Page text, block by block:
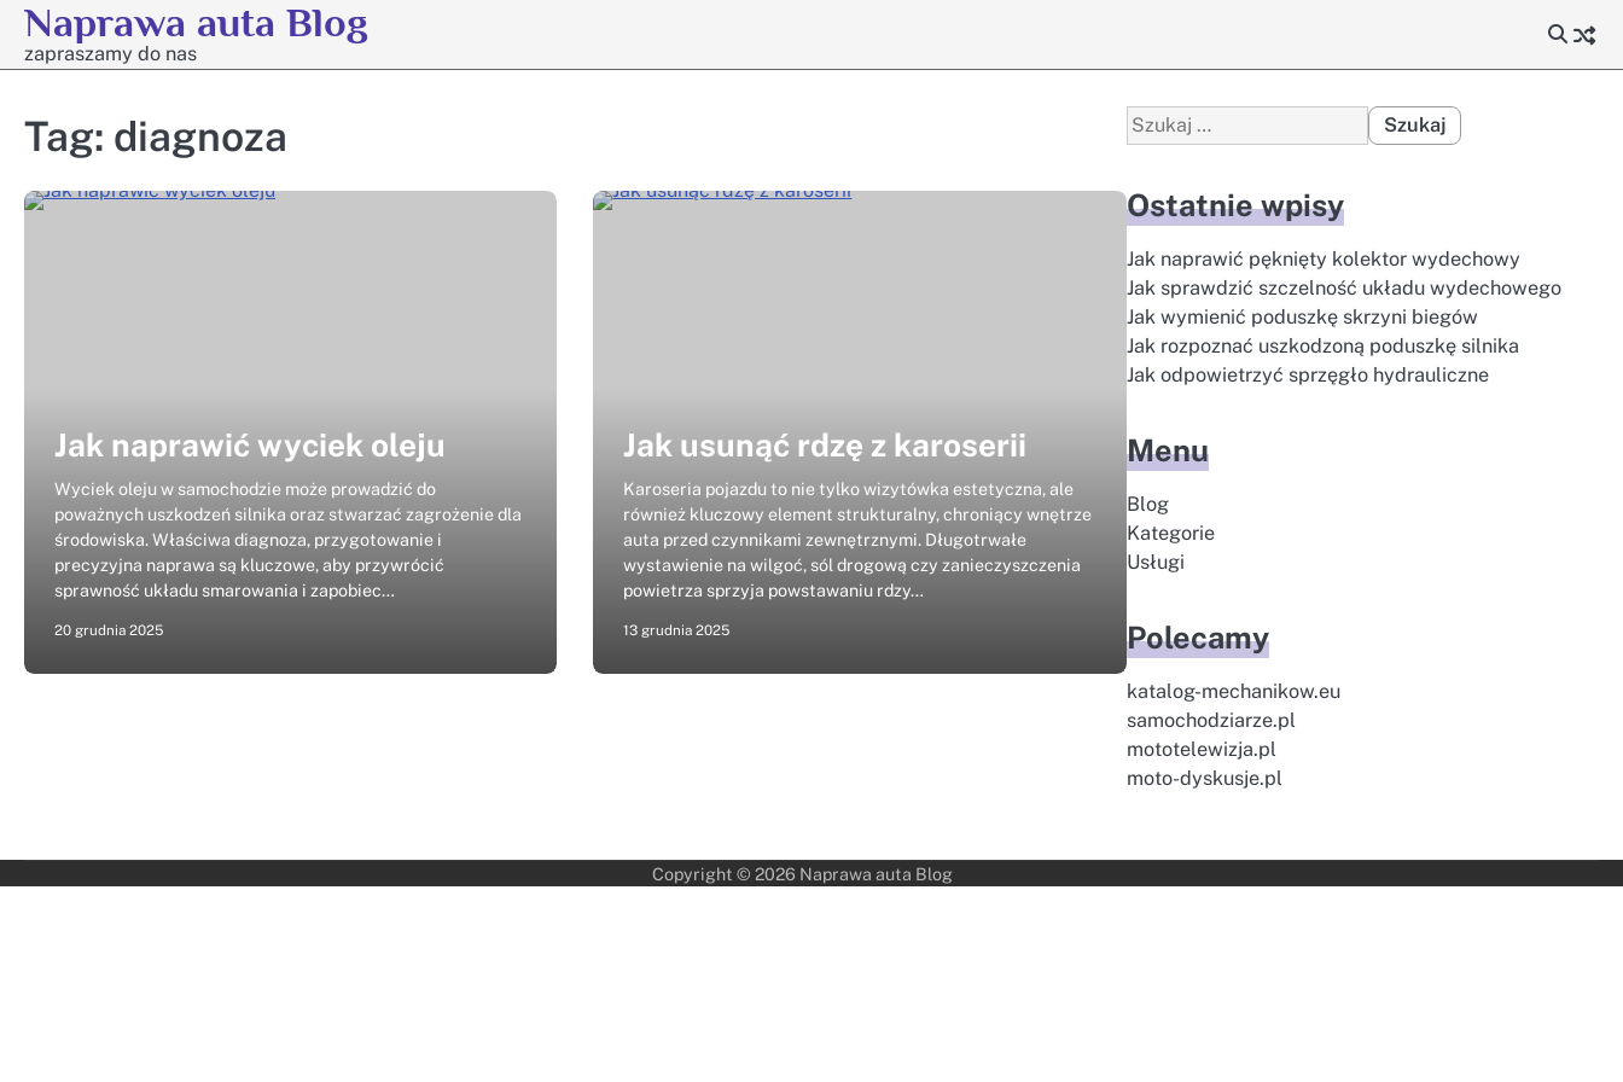
Skip
content
Naprawa auta Blog
zapraszamy do nas
Tag: diagnoza
Jak naprawić wyciek oleju
Wyciek oleju w samochodzie może prowadzić do
poważnych uszkodzeń silnika oraz stwarzać zagrożenie dla
środowiska. Właściwa diagnoza, przygotowanie i
precyzyjna naprawa są kluczowe, aby przywrócić
sprawność układu smarowania i zapobiec…
20 grudnia 2025
Jak usunąć rdzę z karoserii
Karoseria pojazdu to nie tylko wizytówka estetyczna, ale
również kluczowy element strukturalny, chroniący wnętrze
auta przed czynnikami zewnętrznymi. Długotrwałe
wystawienie na wilgoć, sól drogową czy zanieczyszczenia
powietrza sprzyja powstawaniu rdzy…
13 grudnia 2025
Szukaj:
Ostatnie wpisy
Jak naprawić pęknięty kolektor wydechowy
Jak sprawdzić szczelność układu wydechowego
Jak wymienić poduszkę skrzyni biegów
Jak rozpoznać uszkodzoną poduszkę silnika
Jak odpowietrzyć sprzęgło hydrauliczne
Menu
Blog
Kategorie
Usługi
Polecamy
katalog-mechanikow.eu
samochodziarze.pl
mototelewizja.pl
moto-dyskusje.pl
Copyright © 2026 Naprawa auta Blog